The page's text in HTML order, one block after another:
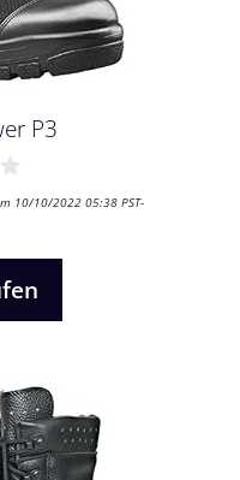
P3
10/10/2022 05:38 PST-